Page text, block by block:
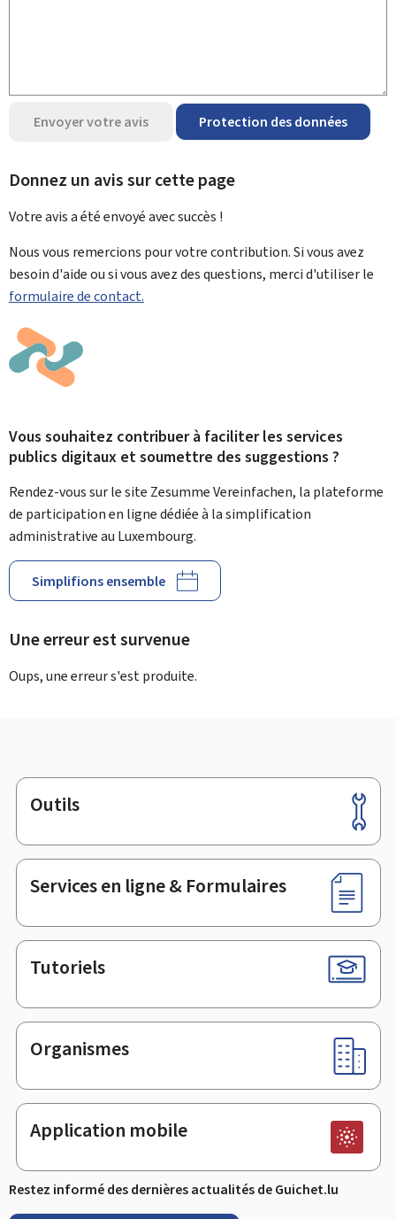
Envoyer votre avis Protection des données
Donnez un avis sur cette page
Votre avis a été envoyé avecsuccès !
Nous vous remercions pour votre contribution. Si vous avez
besoin d'aide ou si vous avez des questions, merci d'utiliser le
formulaire de contact.
Vous souhaitez contribuer à faciliter les services
publics digitaux et soumettre des suggestions ?
Rendez-vous sur le site Zesumme Vereinfachen, la plateforme
de participation en ligne dédiée à la simplification
administrative au Luxembourg.
Simplifions ensemble
Une erreur est survenue
Oups, une erreur s'est produite.
Pied
de
page
Outils
Services en ligne & Formulaires
Tutoriels
Organismes
Application mobile
Restez informé des dernières actualités de Guichet.lu